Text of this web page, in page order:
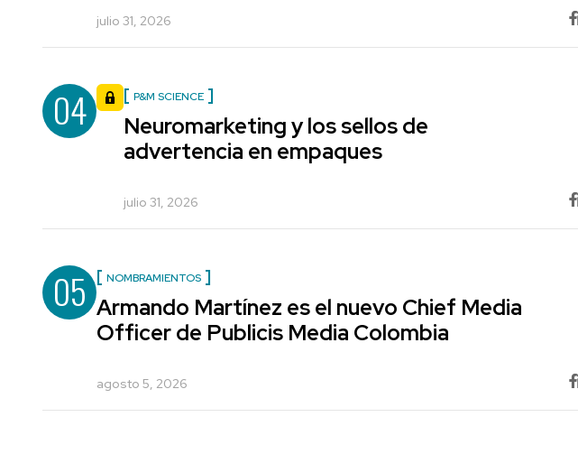
julio 31, 2026
04 P&M SCIENCE
Neuromarketing y los sellos de
advertencia en empaques
julio 31, 2026
05 NOMBRAMIENTOS
Armando Martínez es el nuevo Chief Media
Officer de Publicis Media Colombia
agosto 5, 2026